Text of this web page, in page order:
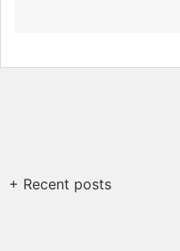
+ Recent posts